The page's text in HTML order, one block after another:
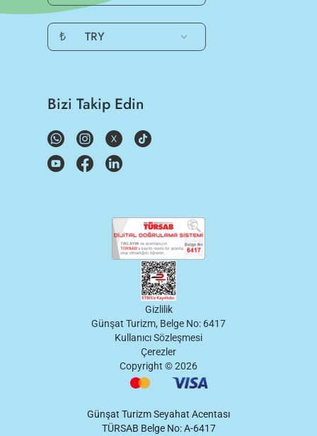
₺ TRY
Bizi Takip Edin
Gizlilik
Günşat Turizm, Belge No: 6417
Kullanıcı Sözleşmesi
Çerezler
Copyright ©2026
Günşat Turizm Seyahat Acentası
TÜRSAB Belge No: A-6417